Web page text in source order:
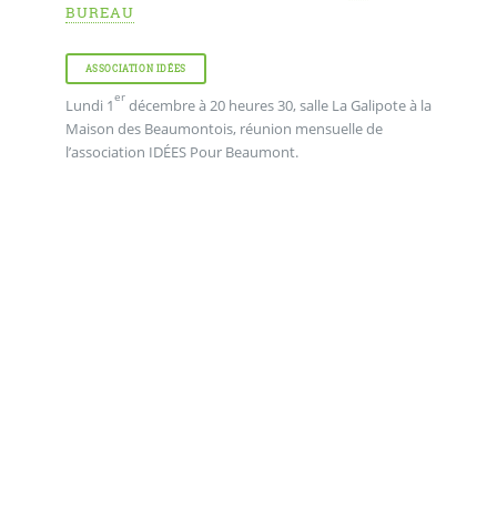
BUREAU
ASSOCIATION IDÉES
Lundi 1er décembre à 20 heures 30, salle La Galipote à la
Maison des Beaumontois, réunion mensuelle de
l’association IDÉES Pour Beaumont.